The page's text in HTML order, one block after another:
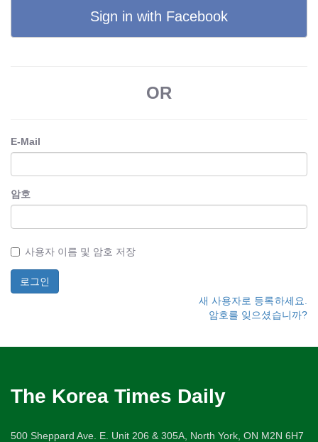
Sign in with Facebook
OR
E-Mail
암호
사용자 이름 및 암호 저장
새 사용자로 등록하세요.
암호를 잊으셨습니까?
The Korea Times Daily
500 Sheppard Ave. E. Unit 206 & 305A, North York, ON M2N 6H7